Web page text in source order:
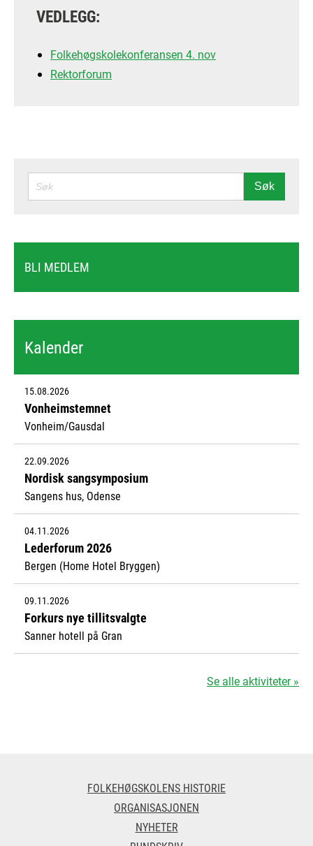
VEDLEGG:
Folkehøgskolekonferansen 4. nov
Rektorforum
SØK Søk
BLI MEDLEM
Kalender
15.08.2026
Vonheimstemnet
Vonheim/Gausdal
22.09.2026
Nordisk sangsymposium
Sangens hus, Odense
04.11.2026
Lederforum 2026
Bergen (Home Hotel Bryggen)
09.11.2026
Forkurs nye tillitsvalgte
Sanner hotell på Gran
Se alle aktiviteter »
FOLKEHØGSKOLENS HISTORIE
ORGANISASJONEN
NYHETER